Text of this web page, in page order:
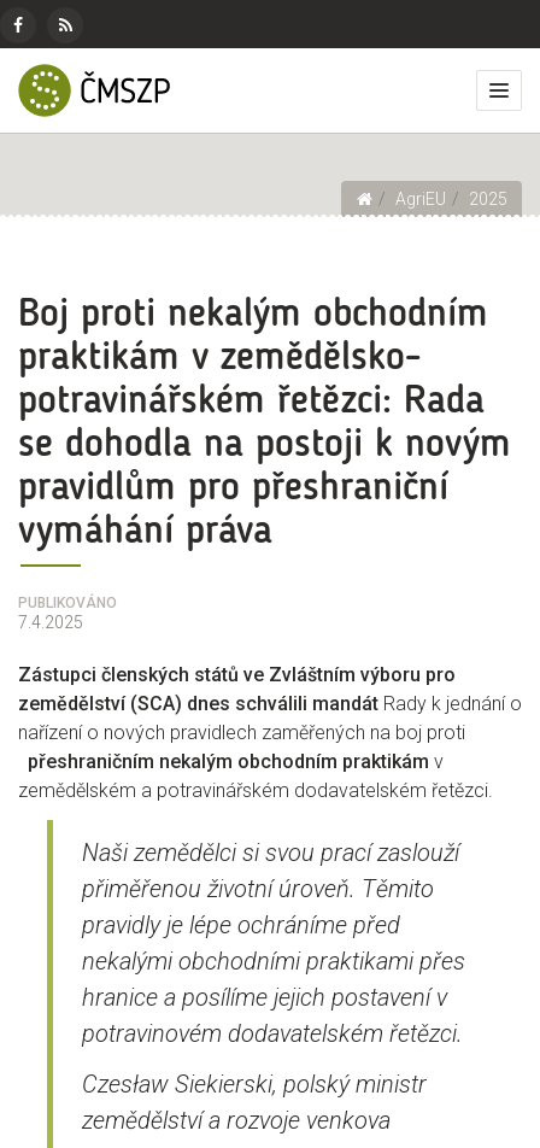
ČMSZP
Českomoravský
svaz
zemědělských
Menu
pro
sociální
sítě
Facebook
RSS
zdroj
Základní
menu
AgriEU 2025
Boj proti nekalým obchodním
praktikám v zemědělsko-
potravinářském řetězci: Rada
se dohodla na postoji k novým
pravidlům pro přeshraniční
vymáhání práva
PUBLIKOVÁNO
7.4.2025
Zástupci členských států ve Zvláštním výboru pro
zemědělství (SCA) dnes schválili mandát Rady k jednání o
nařízení o nových pravidlech zaměřených na boj proti
přeshraničním nekalým obchodním praktikám v
zemědělském a potravinářském dodavatelském řetězci.
Naši zemědělci si svou prací zaslouží
přiměřenou životní úroveň. Těmito
pravidly je lépe ochráníme před
nekalými obchodními praktikami přes
hranice a posílíme jejich postavení v
potravinovém dodavatelském řetězci.
Czesław Siekierski, polský ministr
zemědělství a rozvoje venkova